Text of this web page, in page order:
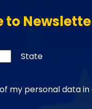
to
State
my personal data